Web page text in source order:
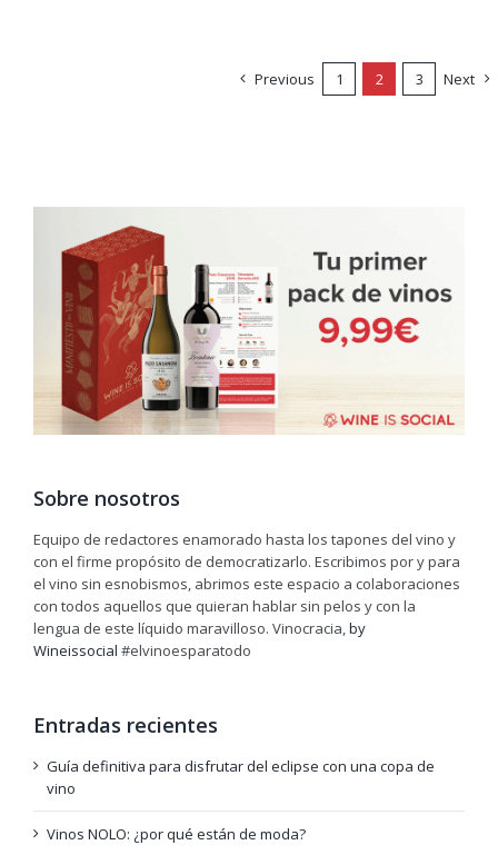
Previous 1 2 3 Next
Sobre nosotros
Equipo de redactores enamorado hasta los tapones del vino y
con el firme propósito de democratizarlo. Escribimos por y para
el vino sin esnobismos, abrimos este espacio a colaboraciones
con todos aquellos que quieran hablar sin pelos y con la
lengua de este líquido maravilloso. Vinocracia,by
Wineissocial #elvinoesparatodo
Entradas recientes
Guía definitiva para disfrutar del eclipse con una copa de
vino
Vinos NOLO: ¿por qué están de moda?